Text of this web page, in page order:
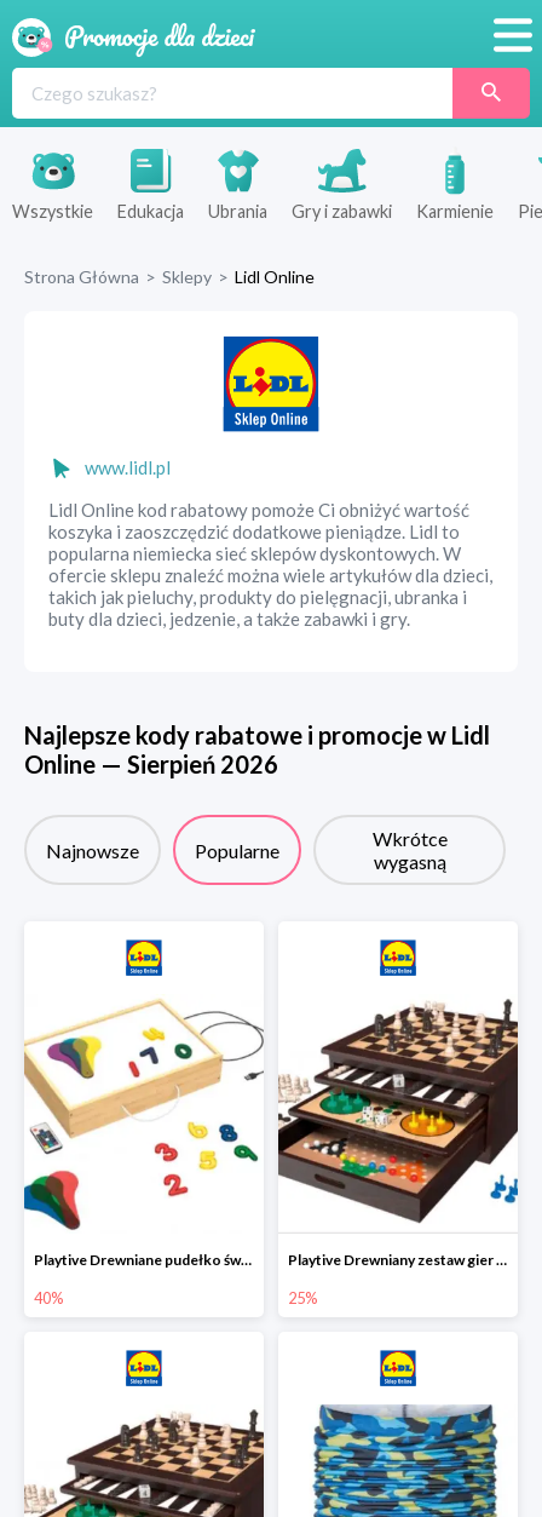
Produkty
Sklepy
Wszystkie Edukacja Ubrania Gry i zabawki Karmienie
Strona Główna > Sklepy > Lidl Online
www.lidl.pl
Lidl Online kod rabatowy pomoże Ci obniżyć wartość
koszyka i zaoszczędzić dodatkowe pieniądze. Lidl to
popularna niemiecka sieć sklepów dyskontowych. W
ofercie sklepu znaleźć można wiele artykułów dla dzieci,
takich jak pieluchy, produkty do pielęgnacji, ubranka i
buty dla dzieci, jedzenie, a także zabawki i gry.
Najlepsze kody rabatowe i promocje w Lidl
Online — Sierpień 2026
Najnowsze Popularne
Wkrótce
wygasną
Playtive Drewniane pudełko świetlne MONTESSORI
40%
Playtive Drewniany zestaw gier 10 w 1
25%